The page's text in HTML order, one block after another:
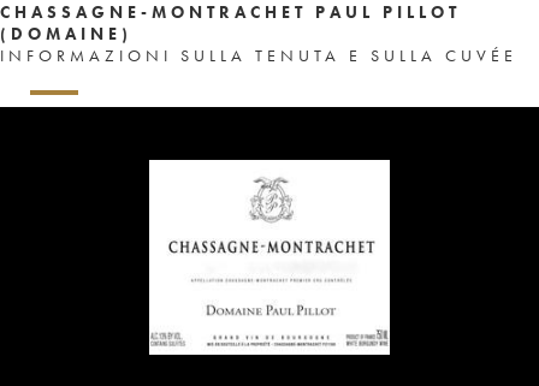
CHASSAGNE-MONTRACHET PAUL PILLOT
(DOMAINE)
INFORMAZIONI SULLA TENUTA E SULLA CUVÉE